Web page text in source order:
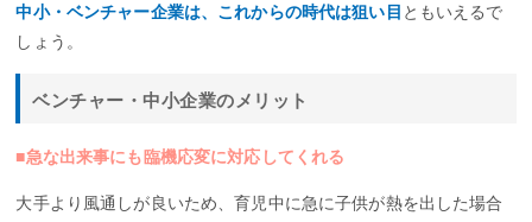
中小・ベンチャー企業は、これからの時代は狙い目 ともいえるで
しょう。
ベンチャー・中小企業のメリット
■急な出来事にも臨機応変に対応してくれる
大手より風通しが良いため、育児中に急に子供が熱を出した場合